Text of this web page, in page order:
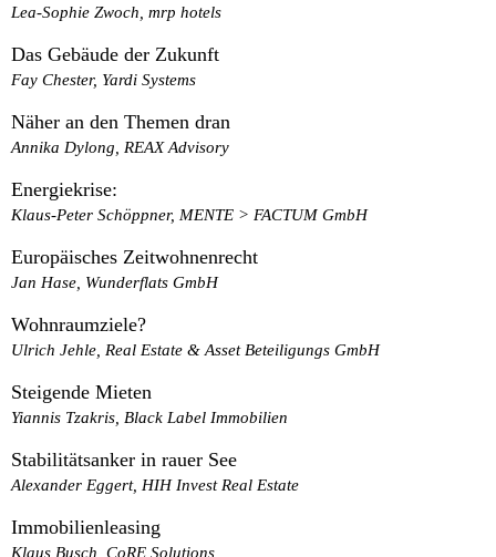
Lea-Sophie Zwoch, mrp hotels
Das Gebäude der Zukunft
Fay Chester, Yardi Systems
Näher an den Themen dran
Annika Dylong, REAX Advisory
Energiekrise:
Klaus-Peter Schöppner, MENTE > FACTUM GmbH
Europäisches Zeitwohnenrecht
Jan Hase, Wunderflats GmbH
Wohnraumziele?
Ulrich Jehle, Real Estate & Asset Beteiligungs GmbH
Steigende Mieten
Yiannis Tzakris, Black Label Immobilien
Stabilitätsanker in rauer See
Alexander Eggert, HIH Invest Real Estate
Immobilienleasing
Klaus Busch, CoRE Solutions